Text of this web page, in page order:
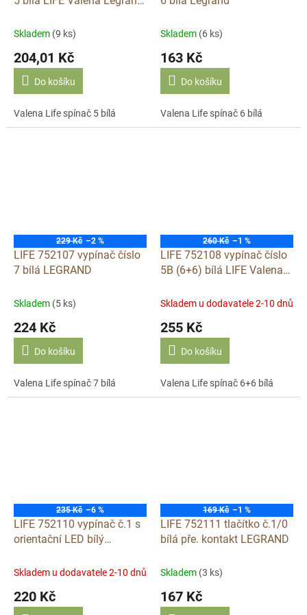
Skladem (9 ks)
204,01 Kč
Do košíku
Valena Life spínač 5 bílá
Skladem (6 ks)
163 Kč
Do košíku
Valena Life spínač 6 bílá
229 Kč –2 %
LIFE 752107 vypínač číslo
7 bílá LEGRAND
Skladem (5 ks)
224 Kč
Do košíku
Valena Life spínač 7 bílá
260 Kč –1 %
LIFE 752108 vypínač číslo
5B (6+6) bílá LIFE Valena
Skladem u dodavatele 2-10 dnů
255 Kč
Do košíku
Valena Life spínač 6+6 bílá
235 Kč –6 %
LIFE 752110 vypínač č.1 s
orientační LED bílý
Skladem u dodavatele 2-10 dnů
220 Kč
169 Kč –1 %
LIFE 752111 tlačítko č.1/0
bílá pře. kontakt LEGRAND
Skladem (3 ks)
167 Kč